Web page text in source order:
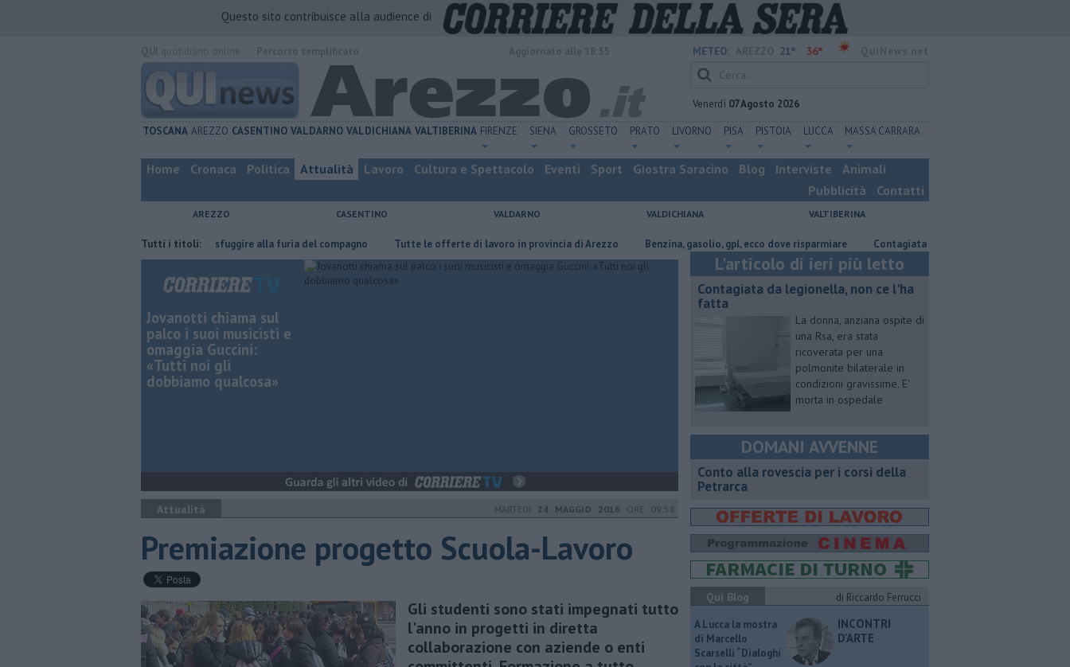
Questo sito contribuisce alla audience di
METEO: 21° 36°
Venerdì 07 Agosto 2026
TOSCANA AREZZO CASENTINO VALDARNO VALDICHIANA VALTIBERINA FIRENZE SIENA GROSSETO PRATO LIVORNO PISA PISTOIA LUCCA MASSA CARRARA
Home Cronaca Politica Attualità Lavoro Cultura e Spettacolo Eventi Sport Giostra Saracino Blog Interviste
Animali
Pubblicità
Contatti
AREZZO CASENTINO VALDARNO VALDICHIANA VALTIBERINA
Tutti i titoli:
Nascosta in un bar per sfuggire alla furia del compagno ​Tutte le offerte di lavoro in provincia di Arezzo ​Benzina, gasolio, gpl, ecco dove risparmiare Contagiata da legionella, non ce l'ha fatta
Jovanotti chiama sul
palco i suoi musicisti e
omaggia Guccini:
«Tutti noi gli
dobbiamo qualcosa»
Attualità MARTEDÌ 24 MAGGIO 2016 ORE 09:58
Premiazione progetto Scuola-Lavoro
Gli studenti sono stati impegnati tutto
l'anno in progetti in diretta
collaborazione con aziende o enti
L'articolo di ieri più letto
Contagiata da legionella, non ce l'ha
fatta
La donna, anziana ospite di
una Rsa, era stata
ricoverata per una
polmonite bilaterale in
condizioni gravissime. E'
morta in ospedale
DOMANI AVVENNE
​Conto alla rovescia per i corsi della
Petrarca
Qui Blog
di Riccardo Ferrucci
A Lucca la mostra
di Marcello
Scarselli “Dialoghi
INCONTRI
D'ARTE